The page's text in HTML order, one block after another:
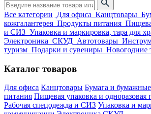
Все категории Для офиса Канцтовары
кожгалантерея Продукты питания
и СИЗ Упаковка и маркировка, тара для
Электроника СКУД Автотовары
туризм Подарки и сувениры Новогодние
Каталог товаров
Для офиса Канцтовары Бумага и
питания Пищевая упаковка и одноразовая
Рабочая спецодежда и СИЗ Упаковка и